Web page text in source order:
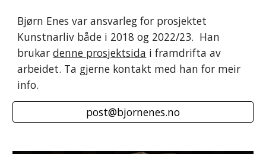
Bjørn Enes var ansvarleg for prosjektet
Kunstnarliv både i 2018 og 2022/23.  Han
brukar denne prosjektsida i framdrifta av
arbeidet. Ta gjerne kontakt med han for meir
info.
post@bjornenes.no